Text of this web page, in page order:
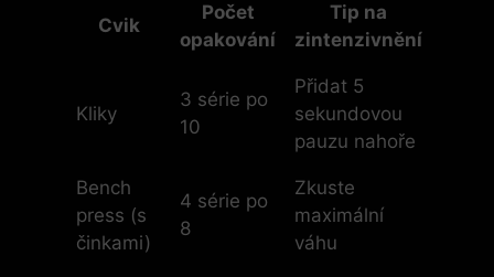
Cvik
Počet
opakování
Tip na
zintenzivnění
Kliky
3 série po
10
Přidat 5
sekundovou
pauzu nahoře
Bench
press (s
činkami)
4 série po
8
Zkuste
maximální
váhu